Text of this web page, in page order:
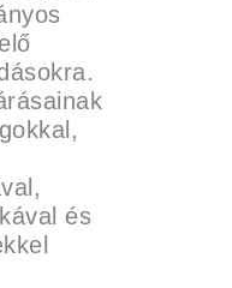
és